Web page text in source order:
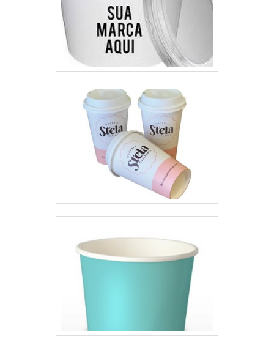
papel triplex e solapas para
embalagens.Tem rótulo de uma
empresa comprometida com
seus serviços e uma empresa
que preza pela segurança,
qualificações construídas por
focar suas ações no resultado
final, tendo escritório de alta
qualidade onde são realizadas as
atividades e equipamentos de
última geração. Esses fatores,
somados a um time com equipe
multidisciplinar de consultores
entrega com excelência para
toda a carteira de clientes.